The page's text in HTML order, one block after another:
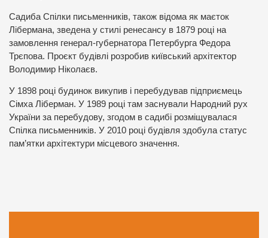
Садиба Спілки письменників, також відома як маєток
Лібермана, зведена у стилі ренесансу в 1879 році на
замовлення генерал-губернатора Петербурга Федора
Трєпова. Проєкт будівлі розробив київський архітектор
Володимир Ніколаєв.
У 1898 році будинок викупив і перебудував підприємець
Сімха Ліберман. У 1989 році там заснували Народний рух
України за перебудову, згодом в садибі розміщувалася
Спілка письменників. У 2010 році будівля здобула статус
пам’ятки архітектури місцевого значення.